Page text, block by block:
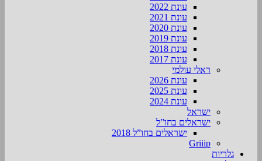
עונת 2022
עונת 2021
עונת 2020
עונת 2019
עונת 2018
עונת 2017
ראלי עולמי
עונת 2026
עונת 2025
עונת 2024
ישראל
ישראלים בחו”ל
ישראלים בחו”ל 2018
Griiip
גלריות